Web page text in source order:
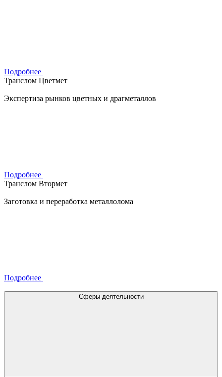
Подробнее
Транслом Цветмет
Экспертиза рынков цветных и драгметаллов
Подробнее
Транслом Втормет
Заготовка и переработка металлолома
Подробнее
Сферы деятельности